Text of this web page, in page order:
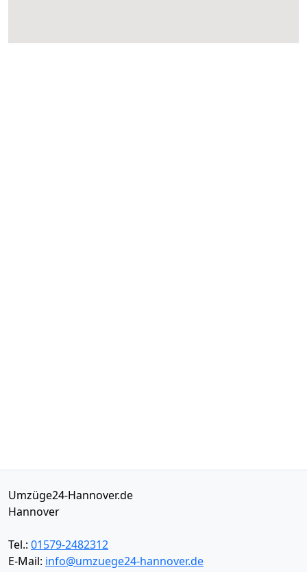
Umzüge24-Hannover.de
Hannover
Tel.: 01579-2482312
E-Mail: info@umzuege24-hannover.de